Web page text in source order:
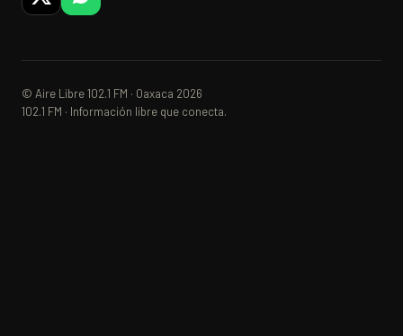
© Aire Libre 102.1 FM · Oaxaca 2026
102.1 FM · Información libre que conecta.